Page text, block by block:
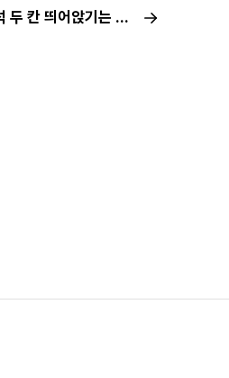
뮤지컬제작자협회 “좌석 두 칸 띄어앉기는 ‘희망고문’”